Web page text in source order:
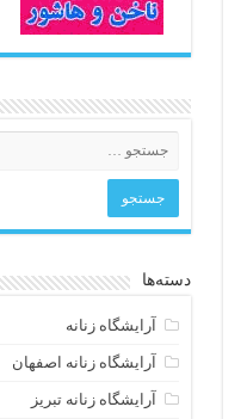
دسته‌ها
آرایشگاه زنانه
آرایشگاه زنانه اصفهان
آرایشگاه زنانه تبریز